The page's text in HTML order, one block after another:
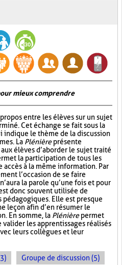
mieux comprendre
entre les élèves sur un sujet
Cet échange se fait sous la
indique le thème de la discussion
La Plénièreprésente
élèves d’aborder le sujet traité
la participation de tous les
à la même information. Par
l’occasion de se faire
la parole qu’une fois et pour
donc souvent utilisée de
Elle est presque
leçon afin d’en résumer le
En somme, la Plénièrepermet
les apprentissages réalisés
leurs collègues et leur
Groupe de discussion (5)